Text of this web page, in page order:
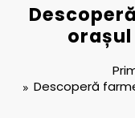
Descoperă